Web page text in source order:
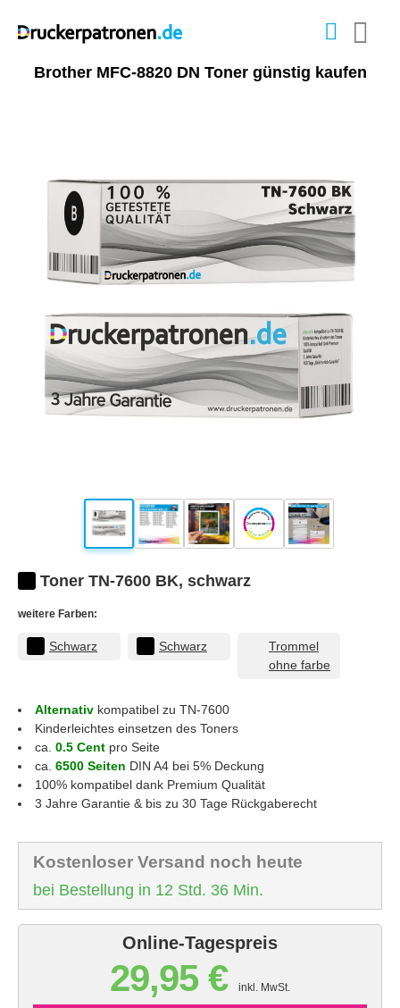
Brother MFC-8820 DN Toner günstig kaufen
Toner TN-7600 BK, schwarz
weitere Farben:
Schwarz Schwarz
Trommel
ohne farbe
Alternativ kompatibel zu TN-7600
Kinderleichtes einsetzen des Toners
ca. 0.5 Cent pro Seite
ca. 6500 Seiten DIN A4 bei 5% Deckung
100% kompatibel dank Premium Qualität
3 Jahre Garantie & bis zu 30 Tage Rückgaberecht
Kostenloser Versand noch heute
bei Bestellung in 12 Std. 36 Min.
Online-Tagespreis
29,95 € inkl. MwSt.